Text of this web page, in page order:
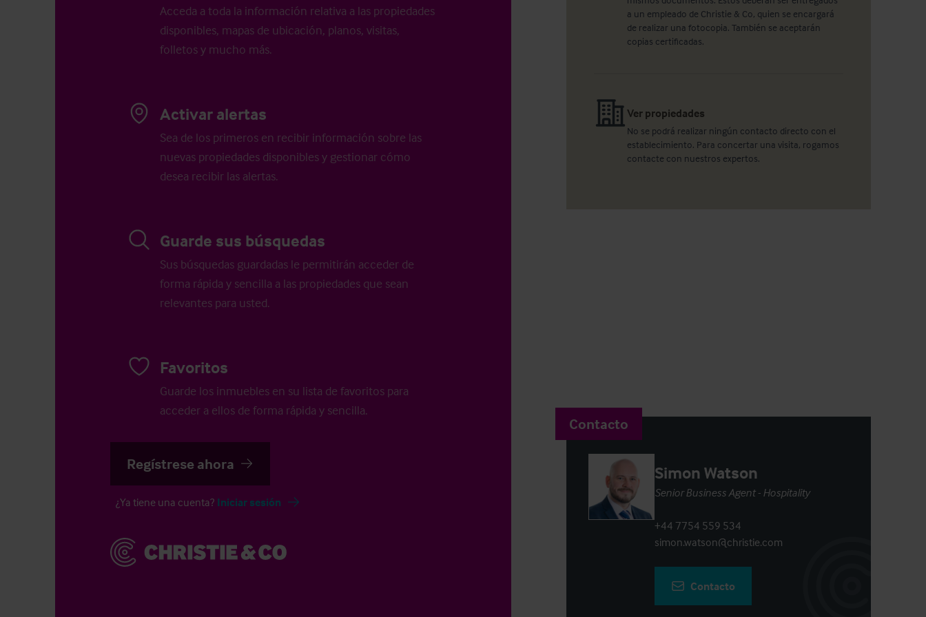
Acceda a toda la información relativa a las propiedades
disponibles, mapas de ubicación, planos, visitas,
folletos y mucho más.
Activar alertas
Sea de los primeros en recibir información sobre las
nuevas propiedades disponibles y gestionar cómo
desea recibir las alertas.
Guarde sus búsquedas
Sus búsquedas guardadas le permitirán acceder de
forma rápida y sencilla a las propiedades que sean
relevantes para usted.
Favoritos
Guarde los inmuebles en su lista de favoritos para
acceder a ellos de forma rápida y sencilla.
Regístrese ahora
¿Ya tiene una cuenta? Iniciar sesión
a un empleado de Christie & Co, quien se encargará
de realizar una fotocopia. También se aceptarán
copias certificadas.
Ver propiedades
No se podrá realizar ningún contacto directo con el
establecimiento. Para concertar una visita, rogamos
contacte con nuestros expertos.
Contacto
Simon Watson
Senior Business Agent - Hospitality
+44 7754 559 534
simon.watson@christie.com
Contacto